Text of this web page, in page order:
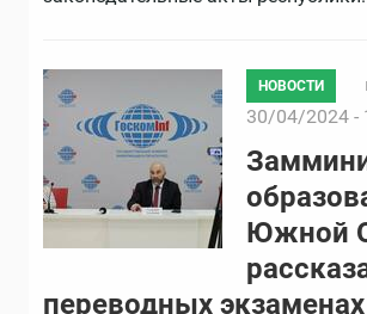
НОВОСТИ
30/04/2024 -
Южной
переводных